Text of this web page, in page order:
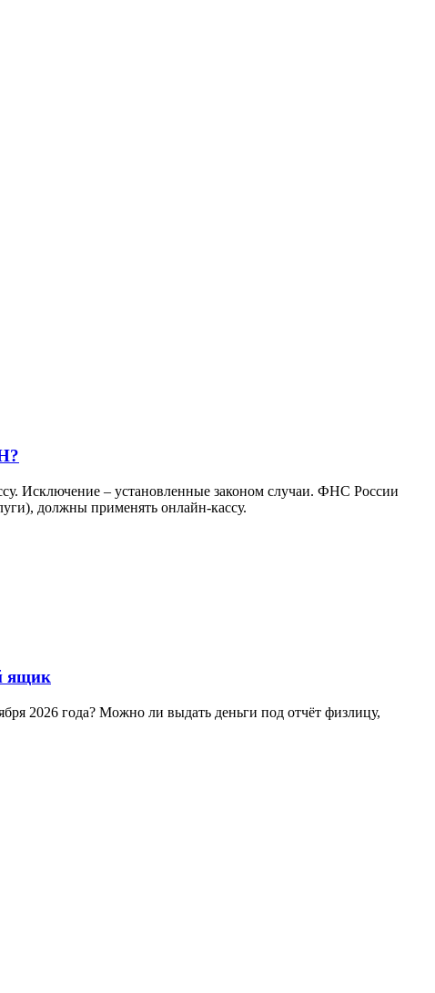
Исключение – установленные законом случаи. ФНС России
должны применять онлайн-кассу.
ящик
2026 года? Можно ли выдать деньги под отчёт физлицу,